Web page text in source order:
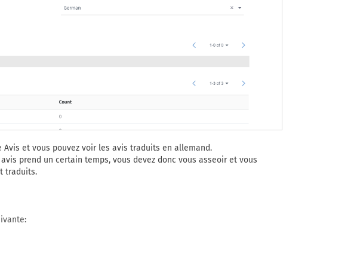
Avis et vous pouvez voir les avis traduits en allemand.
prend un certain temps, vous devez donc vous asseoir et vous
traduits.